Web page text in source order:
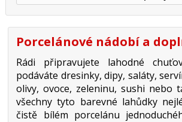
Porcelánové nádobí a
Rádi připravujete lahodné
podáváte dresinky, dipy, saláty,
olivy, ovoce, zeleninu, sushi nebo
všechny tyto barevné lahůdky
čistě bílém porcelánu